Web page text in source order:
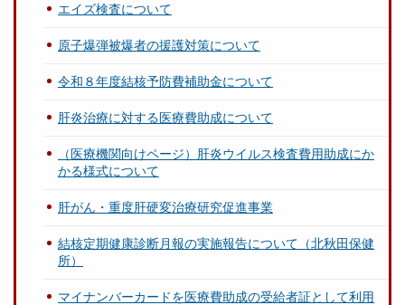
エイズ検査について
原子爆弾被爆者の援護対策について
令和８年度結核予防費補助金について
肝炎治療に対する医療費助成について
（医療機関向けページ）肝炎ウイルス検査費用助成にか
かる様式について
肝がん・重度肝硬変治療研究促進事業
結核定期健康診断月報の実施報告について（北秋田保健
所）
マイナンバーカードを医療費助成の受給者証として利用